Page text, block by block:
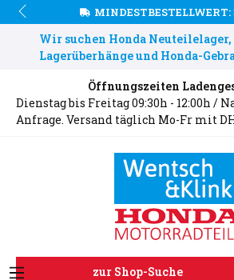
MINDESTBESTELLWERT:
Wir suchen Honda
Lagerüberhänge und Honda-
Öffnungszeiten
Dienstag bis Freitag 09:30h - 12:00h /
Anfrage. Versand täglich Mo-Fr mit
zur Shop-Suche